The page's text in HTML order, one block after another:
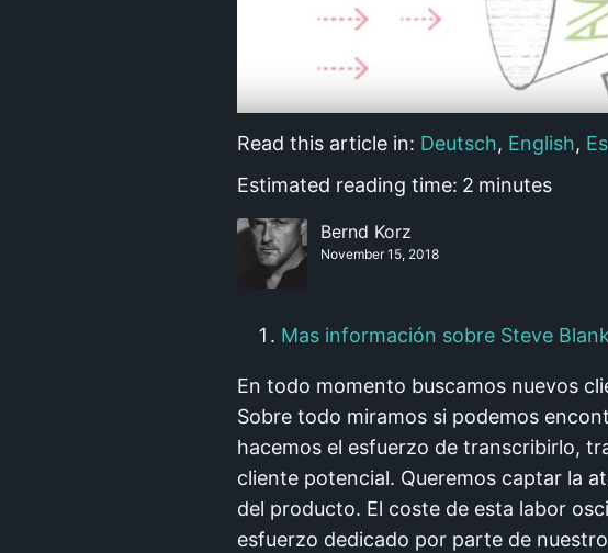
Read this article in: Deutsch, English,
Estimated reading time: 2 minutes
Bernd Korz
November 15, 2018
Mas información sobre Steve
En todo momento buscamos nuevos
Sobre todo miramos si podemos
hacemos el esfuerzo de transcribirlo,
cliente potencial. Queremos captar la
del producto. El coste de esta labor
esfuerzo dedicado por parte de